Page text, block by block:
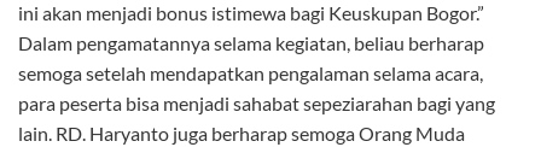
ini akan menjadi bonus istimewa bagi Keuskupan Bogor.”
Dalam pengamatannya selama kegiatan, beliau berharap
semoga setelah mendapatkan pengalaman selama acara,
para peserta bisa menjadi sahabat sepeziarahan bagi yang
lain. RD. Haryanto juga berharap semoga Orang Muda